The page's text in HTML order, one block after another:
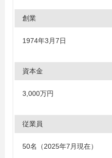
創業
1974年3月7日
資本金
3,000万円
従業員
50名（2025年7月現在）